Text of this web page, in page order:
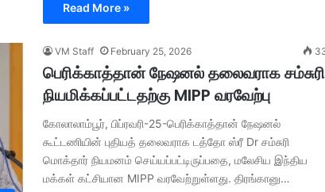
Read More »
VM Staff February 25, 2026
பெரிக்காத்தான் நேஷனல் தலைவராக சம்சுரி
நியமிக்கப்பட்டதற்கு MIPP வரவேற்பு
கோலாலாம்பூர், பிப்ரவரி-25-பெரிக்காத்தான் நேஷனல்
கூட்டணியின் புதியத் தலைவராக டத்தோ ஸ்ரீ Dr சம்சுரி
மொக்தார் நியமனம் செய்யப்பட்டிருப்பதை, மலேசிய இந்திய
மக்கள் கட்சியான MIPP வரவேற்றுள்ளது. திரங்கானு…